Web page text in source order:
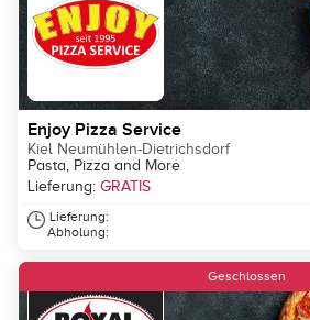
Enjoy Pizza Service
Kiel Neumühlen-Dietrichsdorf
Pasta, Pizza and More
Lieferung: GRATIS
Lieferung:
Abholung:
Geschlossen